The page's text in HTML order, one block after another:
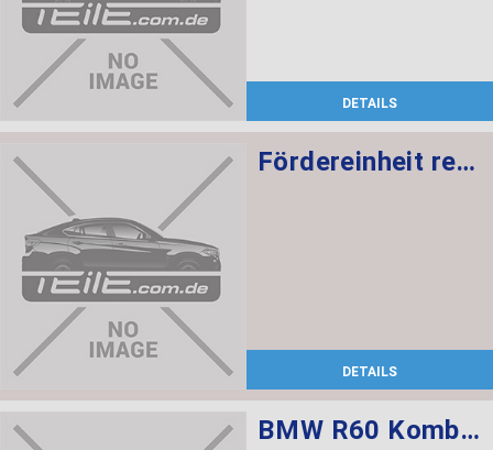
DETAILS
Fördereinheit rechts mit Intankpumpe 5 BAR
DETAILS
BMW R60 Kombischalter links L=520